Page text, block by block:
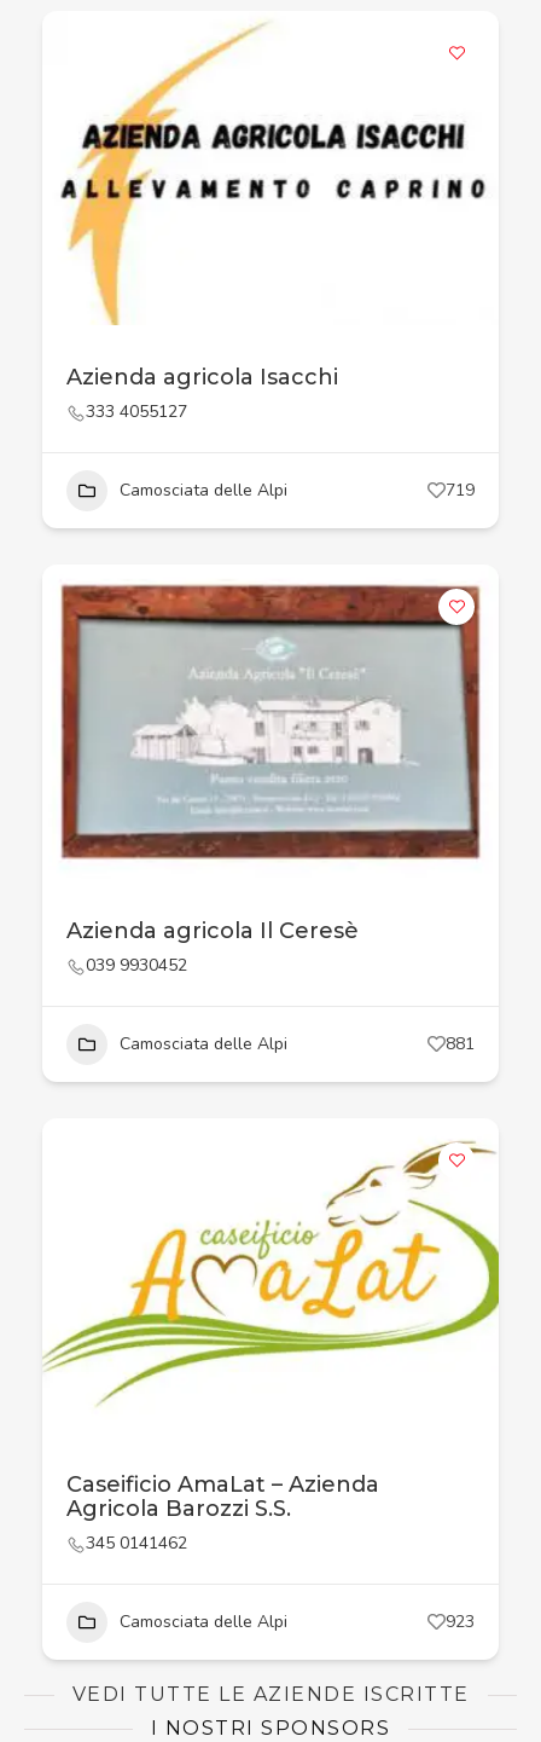
Azienda agricola Isacchi
333 4055127
Camosciata delle Alpi 719
Azienda agricola Il Ceresè
039 9930452
Camosciata delle Alpi 881
Caseificio AmaLat – Azienda
Agricola Barozzi S.S.
345 0141462
Camosciata delle Alpi 923
VEDI TUTTE LE AZIENDE ISCRITTE
I NOSTRI SPONSORS